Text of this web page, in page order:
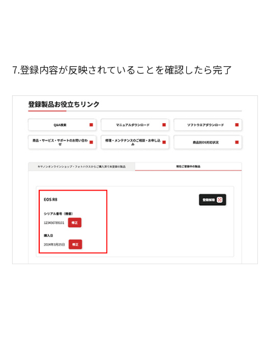
7.登録内容が反映されていることを確認したら完了